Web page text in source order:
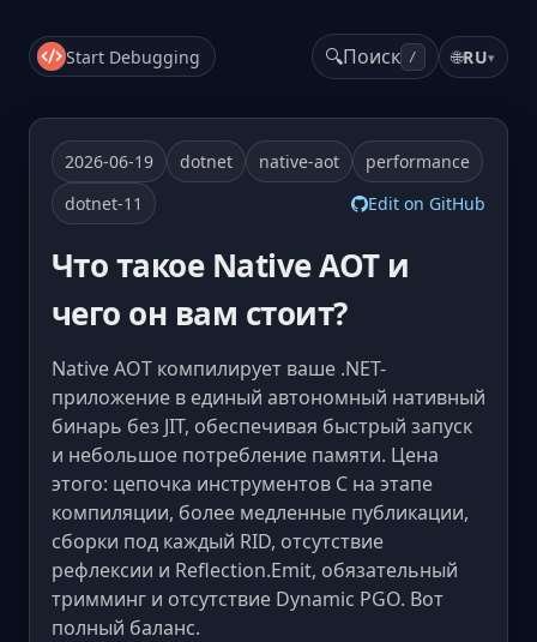
Start Debugging 🔍Поиск / 🌐RU▾
2026-06-19 dotnet native-aot
performance
dotnet-11
Edit on GitHub
Что такое Native AOT и
чего он вам стоит?
Native AOT компилирует ваше .NET-
приложение в единый автономный нативный
бинарь без JIT, обеспечивая быстрый запуск
и небольшое потребление памяти. Цена
этого: цепочка инструментов C на этапе
компиляции, более медленные публикации,
сборки под каждый RID, отсутствие
рефлексии и Reflection.Emit, обязательный
тримминг и отсутствие Dynamic PGO. Вот
полный баланс.